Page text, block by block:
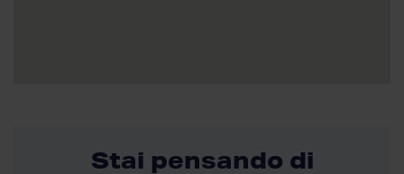
Stai pensando di